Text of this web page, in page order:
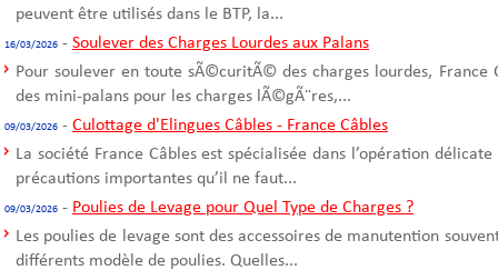
peuvent être utilisés dans le BTP, la...
16/03/2026 - Soulever des Charges Lourdes aux Palans
Pour soulever en toute sÃ©curitÃ© des charges lourdes, France
des mini-palans pour les charges lÃ©gÃ¨res,...
09/03/2026 - Culottage d'Elingues Câbles - France Câbles
La société France Câbles est spécialisée dans l’opération
précautions importantes qu’il ne faut...
09/03/2026 - Poulies de Levage pour Quel Type de Charges ?
Les poulies de levage sont des accessoires de manutention
différents modèle de poulies. Quelles...